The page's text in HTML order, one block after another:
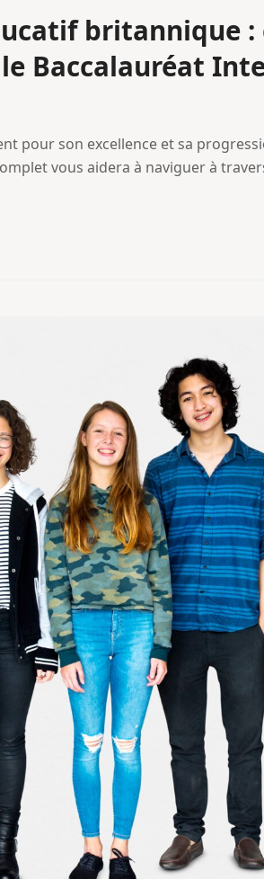
britannique :
Baccalauréat
pour son excellence et sa
vous aidera à naviguer à